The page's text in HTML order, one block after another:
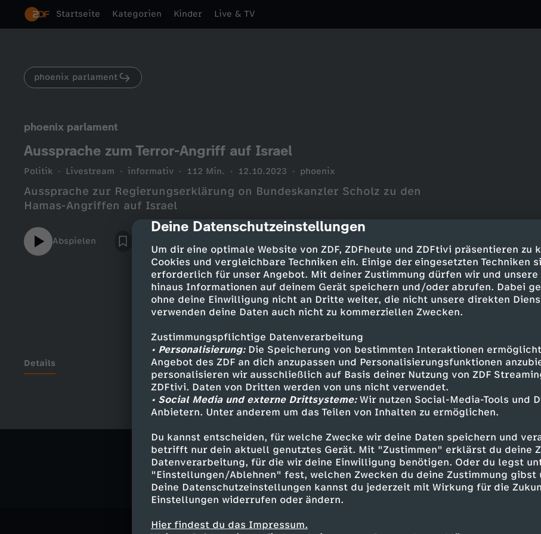
cmp-dialog-description
Deine Datenschutzeinstellungen
Um dir eine optimale Website von ZDF, ZDFheute und ZDFtivi präsentieren zu
Cookies und vergleichbare Techniken ein. Einige der eingesetzten Techniken
erforderlich für unser Angebot. Mit deiner Zustimmung dürfen wir und
hinaus Informationen auf deinem Gerät speichern und/oder abrufen. Dabei
ohne deine Einwilligung nicht an Dritte weiter, die nicht unsere direkten
verwenden deine Daten auch nicht zu kommerziellen Zwecken.
Zustimmungspflichtige Datenverarbeitung
• Personalisierung:Die Speicherung von bestimmten Interaktionen
Angebot des ZDF an dich anzupassen und Personalisierungsfunktionen
personalisieren wir ausschließlich auf Basis deiner Nutzung von ZDF
ZDFtivi. Daten von Dritten werden von uns nicht verwendet.
• Social Media und externe Drittsysteme:Wir nutzen Social-Media-Tools und
Anbietern. Unter anderem um das Teilen von Inhalten zu ermöglichen.
Du kannst entscheiden, für welche Zwecke wir deine Daten speichern und
betrifft nur dein aktuell genutztes Gerät. Mit "Zustimmen" erklärst du deine
Datenverarbeitung, für die wir deine Einwilligung benötigen. Oder du legst
"Einstellungen/Ablehnen" fest, welchen Zwecken du deine Zustimmung gibst
Deine Datenschutzeinstellungen kannst du jederzeit mit Wirkung für die
Einstellungen widerrufen oder ändern.
Hier findest du das Impressum.
Startseite Kategorien Kinder Live & TV
phoenix parlament
phoenix parlament
Aussprache zum Terror-Angriff auf Israel
Politik Livestream informativ 112 Min. 12.10.2023 phoenix
Aussprache zur Regierungserklärung on Bundeskanzler Scholz zu den
Hamas-Angriffen auf Israel
Abspielen
Details
Ähnliche Inhalte entdecken
Politik Livestream informativ phoenix parlament